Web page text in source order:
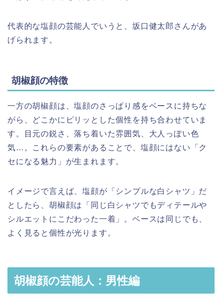
代表的な塩顔の芸能人でいうと、坂口健太郎さんがあ
げられます。
胡椒顔の特徴
一方の胡椒顔は、塩顔のさっぱり感をベースに持ちな
がら、どこかにピリッとした個性を持ち合わせていま
す。目元の鋭さ、落ち着いた雰囲気、大人っぽい色
気…。これらの要素があることで、塩顔にはない「ク
セになる魅力」が生まれます。
イメージで言えば、塩顔が「シンプルな白シャツ」だ
としたら、胡椒顔は「同じ白シャツでもディテールや
シルエットにこだわった一着」。ベースは同じでも、
よく見ると個性が光ります。
胡椒顔の芸能人：男性編